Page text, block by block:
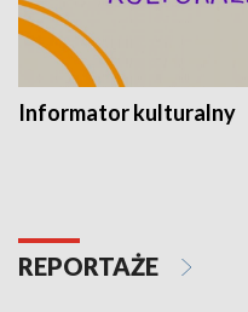
Informator kulturalny
REPORTAŻE